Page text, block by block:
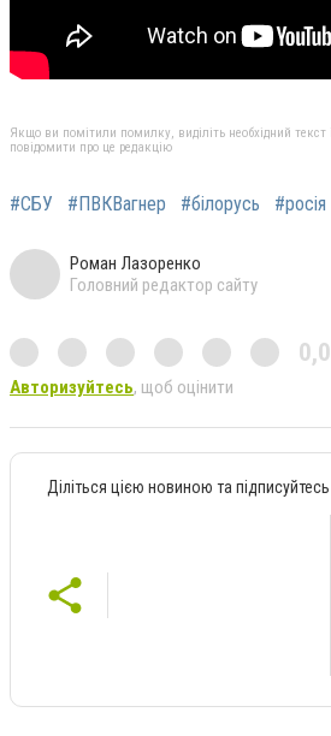
Якщо ви помітили помилку, виділіть необхідний текст
повідомити про це редакцію
#СБУ #ПВКВагнер #білорусь #росія
Роман Лазоренко
Головний редактор сайту
0,0
Авторизуйтесь, щоб оцінити
Діліться цією новиною та